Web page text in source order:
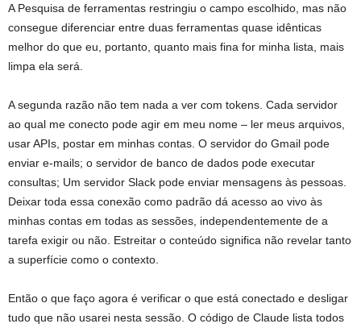
A Pesquisa de ferramentas restringiu o campo escolhido, mas não
consegue diferenciar entre duas ferramentas quase idênticas
melhor do que eu, portanto, quanto mais fina for minha lista, mais
limpa ela será.
A segunda razão não tem nada a ver com tokens. Cada servidor
ao qual me conecto pode agir em meu nome – ler meus arquivos,
usar APIs, postar em minhas contas. O servidor do Gmail pode
enviar e-mails; o servidor de banco de dados pode executar
consultas; Um servidor Slack pode enviar mensagens às pessoas.
Deixar toda essa conexão como padrão dá acesso ao vivo às
minhas contas em todas as sessões, independentemente de a
tarefa exigir ou não. Estreitar o conteúdo significa não revelar tanto
a superfície como o contexto.
Então o que faço agora é verificar o que está conectado e desligar
tudo que não usarei nesta sessão. O código de Claude lista todos